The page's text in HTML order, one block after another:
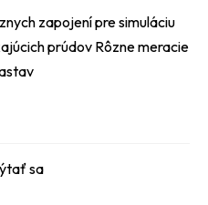
zapojení pre simuláciu
prúdov Rôzne meracie
sa